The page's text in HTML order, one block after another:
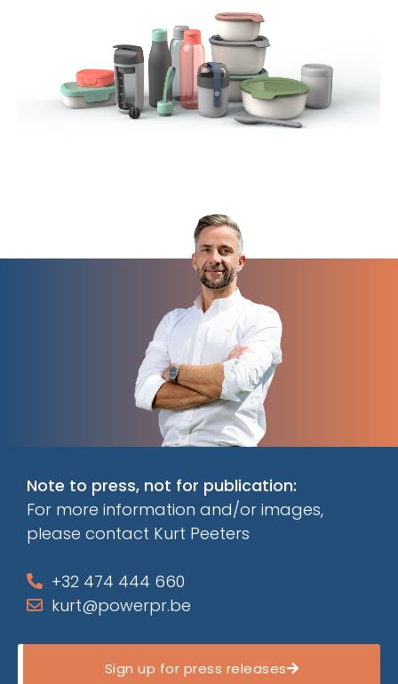
Note to press, not for publication:
For more information and/or images,
please contact Kurt Peeters
+32 474 444 660
kurt@powerpr.be
Sign up for press releases